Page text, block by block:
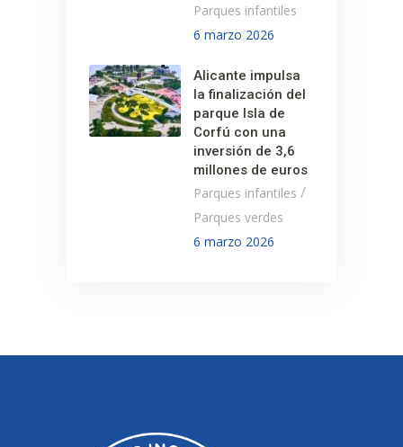
Parques infantiles
6 marzo 2026
Alicante impulsa
la finalización del
parque Isla de
Corfú con una
inversión de 3,6
millones de euros
Parques infantiles /
Parques verdes
6 marzo 2026